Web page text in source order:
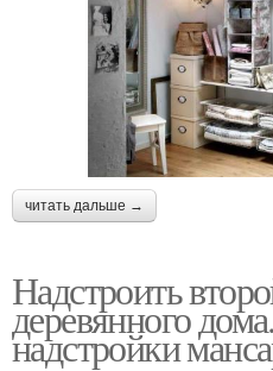
читать дальше →
Надстроить
деревянного
надстройки